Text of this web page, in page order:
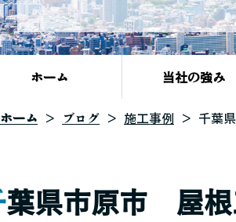
ホーム 当社の強み
ホーム ブログ 施工事例 千葉
千葉県市原市 屋